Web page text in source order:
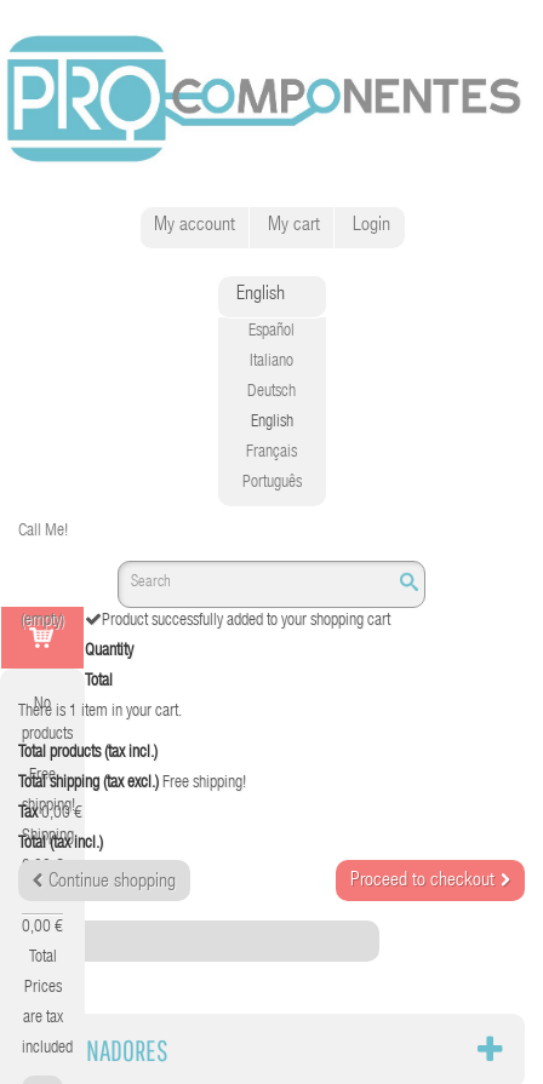
My account My cart Login
English
Español
Italiano
Deutsch
English
Français
Português
Call Me!
(empty)
No
products
Free
shipping!
Shipping
0,00 €
0,00 €
Total
Prices
are tax
included
Product successfully added to your shopping cart
Quantity
Total
There is 1 item in your cart.
Total products (tax incl.)
Total shipping (tax excl.) Free shipping!
Tax 0,00 €
Total (tax incl.)
Continue shopping Proceed to checkout
Category
ORDENADORES